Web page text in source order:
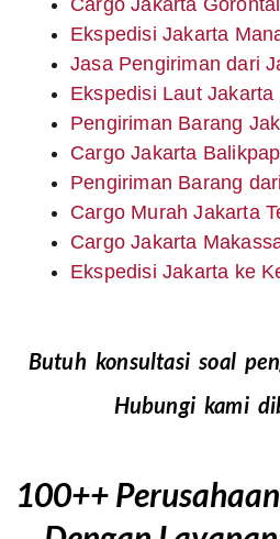
Cargo Jakarta
Ekspedisi Jakarta
Jasa Pengiriman dari
Ekspedisi Laut
Pengiriman Barang
Cargo Jakarta
Pengiriman Barang
Cargo Murah Jakarta
Cargo Jakarta
Ekspedisi Jakarta ke
Butuh konsultasi soal
Hubungi kami
100++